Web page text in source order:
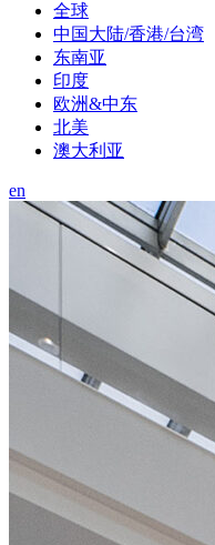
全球
中国大陆/香港/台湾
东南亚
印度
欧洲&中东
北美
澳大利亚
en